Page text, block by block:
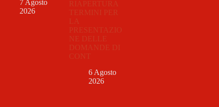
7 Agosto
2026
RIAPERTURA
TERMINI PER
LA
PRESENTAZIO
NE DELLE
DOMANDE DI
CONT
6 Agosto
2026